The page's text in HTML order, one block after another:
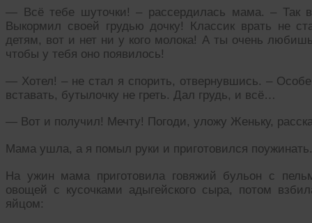
— Всё тебе шуточки! – рассердилась мама. – Так
Выкормил своей грудью дочку! Классик врать не
детям, вот и нет ни у кого молока! А ты очень
чтобы у тебя оно появилось!
— Хотел! – не стал я спорить, отвернувшись. –
вставать, бутылочку не греть. Дал грудь, и всё…
— Вот и получил! Мечту! Погоди, уложу Женьку,
Мама ушла, а я помыл руки и приготовился поужинать.
На ужин мама приготовила говяжий бульон с
овощей с кусочками адыгейского сыра, потом
яйцом: